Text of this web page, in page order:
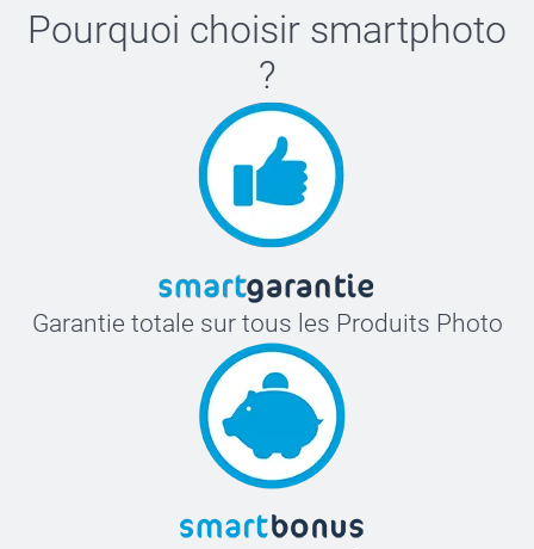
Pourquoi choisir smartphoto
?
Garantie totale sur tous les Produits Photo